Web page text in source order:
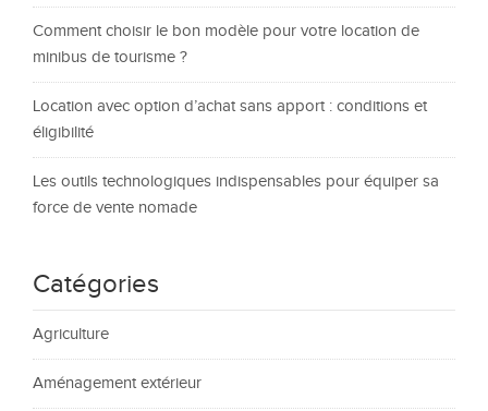
Comment choisir le bon modèle pour votre location de
minibus de tourisme ?
Location avec option d’achat sans apport : conditions et
éligibilité
Les outils technologiques indispensables pour équiper sa
force de vente nomade
Catégories
Agriculture
Aménagement extérieur